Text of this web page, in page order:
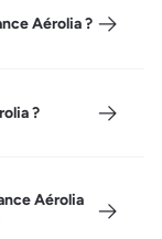
Aérolia ?
?
Aérolia